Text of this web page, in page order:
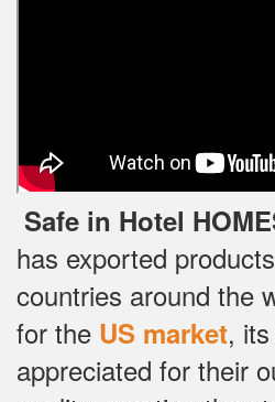
Safe in Hotel
has exported
countries around the
for the US market,
appreciated for their